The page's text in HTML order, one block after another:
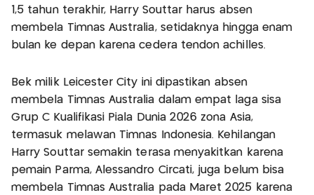
1,5 tahun terakhir, Harry Souttar harus absen
membela Timnas Australia, setidaknya hingga enam
bulan ke depan karena cedera tendon achilles.
Bek milik Leicester City ini dipastikan absen
membela Timnas Australia dalam empat laga sisa
Grup C Kualifikasi Piala Dunia 2026 zona Asia,
termasuk melawan Timnas Indonesia. Kehilangan
Harry Souttar semakin terasa menyakitkan karena
pemain Parma, Alessandro Circati, juga belum bisa
membela Timnas Australia pada Maret 2025 karena